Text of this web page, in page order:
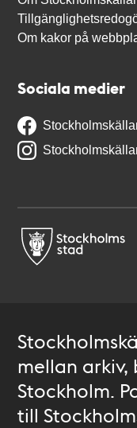
Om kakor på
Sociala medier
mellan arkiv,
Stockholm.
till